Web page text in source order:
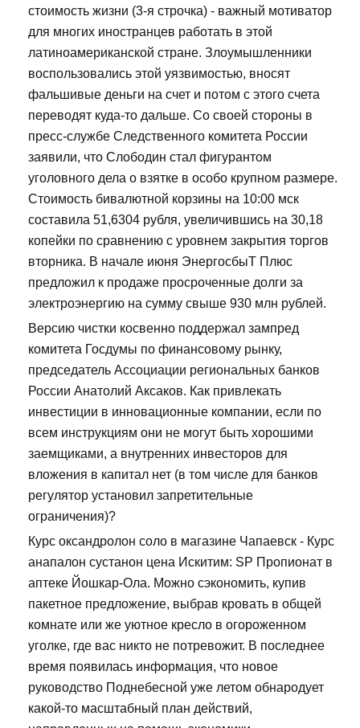
стоимость жизни (3-я строчка) - важный мотиватор
для многих иностранцев работать в этой
латиноамериканской стране. Злоумышленники
воспользовались этой уязвимостью, вносят
фальшивые деньги на счет и потом с этого счета
переводят куда-то дальше. Со своей стороны в
пресс-службе Следственного комитета России
заявили, что Слободин стал фигурантом
уголовного дела о взятке в особо крупном размере.
Стоимость бивалютной корзины на 10:00 мск
составила 51,6304 рубля, увеличившись на 30,18
копейки по сравнению с уровнем закрытия торгов
вторника. В начале июня ЭнергосбыТ Плюс
предложил к продаже просроченные долги за
электроэнергию на сумму свыше 930 млн рублей.
Версию чистки косвенно поддержал зампред
комитета Госдумы по финансовому рынку,
председатель Ассоциации региональных банков
России Анатолий Аксаков. Как привлекать
инвестиции в инновационные компании, если по
всем инструкциям они не могут быть хорошими
заемщиками, а внутренних инвесторов для
вложения в капитал нет (в том числе для банков
регулятор установил запретительные
ограничения)?
Курс оксандролон соло в магазине Чапаевск - Курс
анапалон сустанон цена Искитим: SP Пропионат в
аптеке Йошкар-Ола. Можно сэкономить, купив
пакетное предложение, выбрав кровать в общей
комнате или же уютное кресло в огороженном
уголке, где вас никто не потревожит. В последнее
время появилась информация, что новое
руководство Поднебесной уже летом обнародует
какой-то масштабный план действий,